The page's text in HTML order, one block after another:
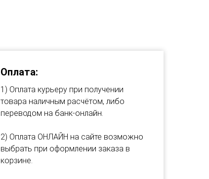
Оплата:
1) Оплата курьеру при получении
товара наличным расчётом, либо
переводом на банк-онлайн.
2) Оплата ОНЛАЙН на сайте возможно
выбрать при оформлении заказа в
корзине.